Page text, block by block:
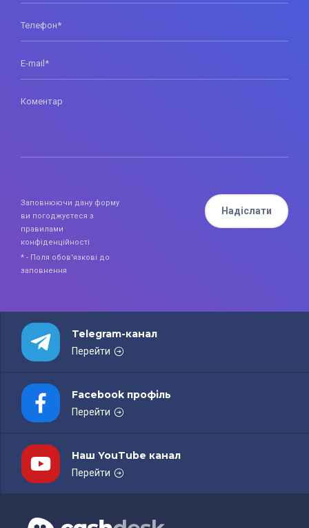
Телефон*
E-mail*
Коментар
Заповнюючи дану форму
ви погоджуєтеся з
правилами
конфіденційності
* - Поля обов'язкові до
заповнення
Надіслати
Telegram-канал
Перейти
Facebook профіль
Перейти
Наш YouTube канал
Перейти